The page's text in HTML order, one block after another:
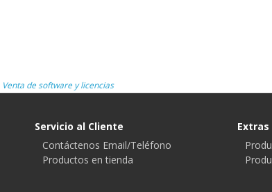
Venta de software y licencias
Servicio al Cliente
Contáctenos Email/Teléfono
Productos en tienda
Extras